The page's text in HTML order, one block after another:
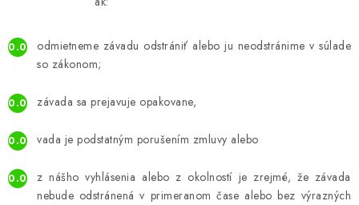
odmietneme závadu odstrániť alebo ju neodstránime v súlade
so zákonom;
závada sa prejavuje opakovane,
vada je podstatným porušením zmluvy alebo
z nášho vyhlásenia alebo z okolností je zrejmé, že závada
nebude odstránená v primeranom čase alebo bez výrazných